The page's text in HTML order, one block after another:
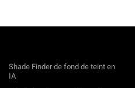
Shade Finder de fond de teint en
IA